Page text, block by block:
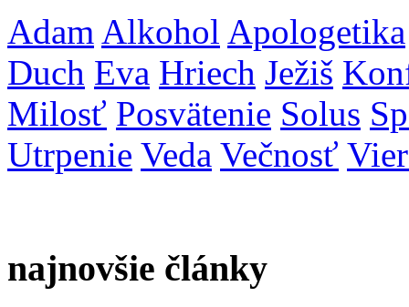
Adam Alkohol Apologetika
Duch Eva Hriech Ježiš
Milosť Posvätenie Solus
Utrpenie Veda Večnosť
najnovšie články